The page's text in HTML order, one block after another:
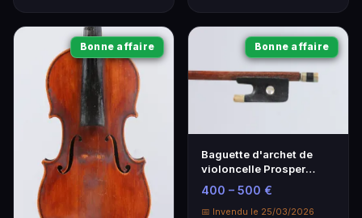
Bonne affaire Bonne affaire
Baguette d'archet de
violoncelle Prosper
COLAS signée en bois
d'abeille
400 – 500 €
📅 Invendu le 25/03/2026